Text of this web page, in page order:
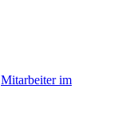
Mitarbeiter im